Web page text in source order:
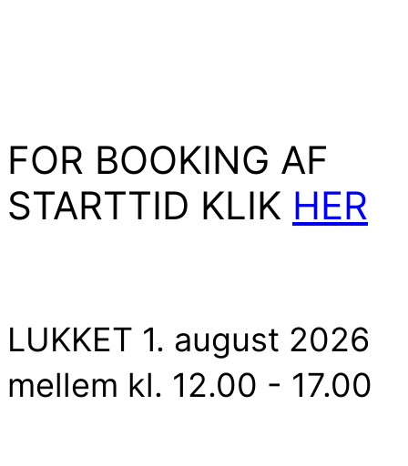
FOR BOOKING AF
STARTTID KLIK HER
LUKKET 1. august 2026
mellem kl. 12.00 - 17.00